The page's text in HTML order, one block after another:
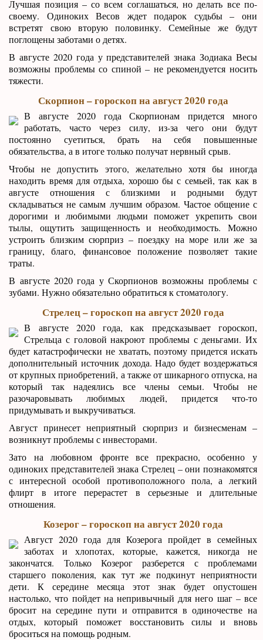
Лучшая позиция – со всем соглашаться, но делать все по-
своему. Одиноких Весов ждет подарок судьбы – они
встретят свою вторую половинку. Семейные же будут
поглощены заботами о детях.
В августе 2020 года у представителей знака Зодиака Весы
возможны проблемы со спиной – не рекомендуется носить
тяжести.
Скорпион – гороскоп на август 2020 года
В августе 2020 года Скорпионам придется много
работать, часто через силу, из-за чего они будут
постоянно суетиться, брать на себя повышенные
обязательства, а в итоге только получат нервный срыв.
Чтобы не допустить этого, желательно хотя бы иногда
находить время для отдыха, хорошо бы с семьей, так как в
августе отношения с близкими и родными будут
складываться не самым лучшим образом. Частое общение с
дорогими и любимыми людьми поможет укрепить свои
тылы, ощутить защищенность и необходимость. Можно
устроить близким сюрприз – поездку на море или же за
границу, благо, финансовое положение позволяет такие
траты.
В августе 2020 года у Скорпионов возможны проблемы с
зубами. Нужно обязательно обратиться к стоматологу.
Стрелец – гороскоп на август 2020 года
В августе 2020 года, как предсказывает гороскоп,
Стрельца с головой накроют проблемы с деньгами. Их
будет катастрофически не хватать, поэтому придется искать
дополнительный источник дохода. Надо будет воздержаться
от крупных приобретений, а также от шикарного отпуска, на
который так надеялись все члены семьи. Чтобы не
разочаровывать любимых людей, придется что-то
придумывать и выкручиваться.
Август принесет неприятный сюрприз и бизнесменам –
возникнут проблемы с инвесторами.
Зато на любовном фронте все прекрасно, особенно у
одиноких представителей знака Стрелец – они познакомятся
с интересной особой противоположного пола, а легкий
флирт в итоге перерастет в серьезные и длительные
отношения.
Козерог – гороскоп на август 2020 года
Август 2020 года для Козерога пройдет в семейных
заботах и хлопотах, которые, кажется, никогда не
закончатся. Только Козерог разберется с проблемами
старшего поколения, как тут же подкинут неприятности
дети. К середине месяца этот знак будет опустошен
настолько, что пойдет на непривычный для него шаг – все
бросит на середине пути и отправится в одиночестве на
отдых, который поможет восстановить силы и вновь
броситься на помощь родным.